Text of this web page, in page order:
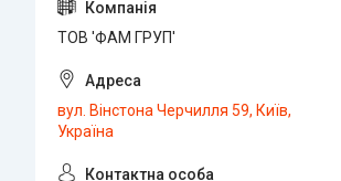
ТОВ 'ФАМ ГРУП'
вул. Вінстона Черчилля 59, Київ,
Україна